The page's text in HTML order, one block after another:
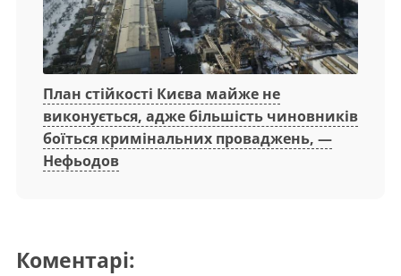
План стійкості Києва майже не
виконується, адже більшість чиновників
боїться кримінальних проваджень, —
Нефьодов
Коментарі: